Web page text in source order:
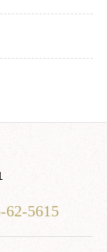
62-5615